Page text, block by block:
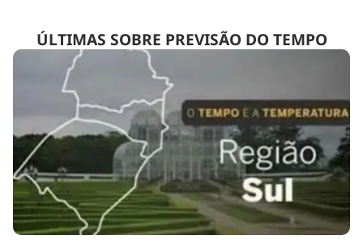
ÚLTIMAS SOBRE PREVISÃO DO TEMPO